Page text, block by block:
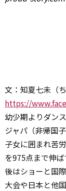
文：知夏七未（
https://
幼少期よりダン
ジャパ（非帰国
子女に囲まれ苦
を975点まで伸
後はショーと国
大会や日本と他